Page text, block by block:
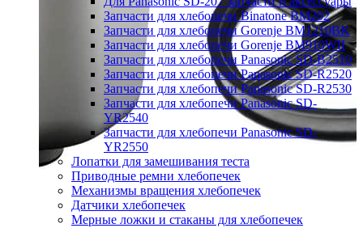
Запчасти для хлебопечи Binatone BM202
Запчасти для хлебопечи Gorenje BM1210BK
Запчасти для хлебопечи Gorenje BM910WII
Запчасти для хлебопечи Panasonic SD-B2510
Запчасти для хлебопечи Panasonic SD-R2520
Запчасти для хлебопечи Panasonic SD-R2530
Запчасти для хлебопечи Panasonic SD-
YR2540
Запчасти для хлебопечи Panasonic SD-
YR2550
Лопатки для замешивания теста
Приводные ремни хлебопечек
Механизмы вращения хлебопечек
Датчики хлебопечек
Мерные ложки и стаканы для хлебопечек